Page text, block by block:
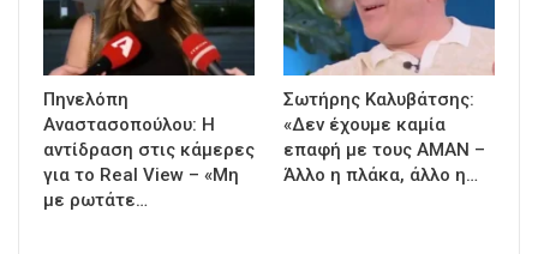
Πηνελόπη
Αναστασοπούλου: Η
αντίδραση στις κάμερες
για το Real View – «Μη
με ρωτάτε…
Σωτήρης Καλυβάτσης:
«Δεν έχουμε καμία
επαφή με τους ΑΜΑΝ –
Άλλο η πλάκα, άλλο η…